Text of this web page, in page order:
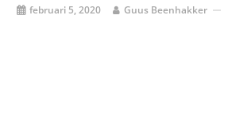
februari 5, 2020 Guus Beenhakker